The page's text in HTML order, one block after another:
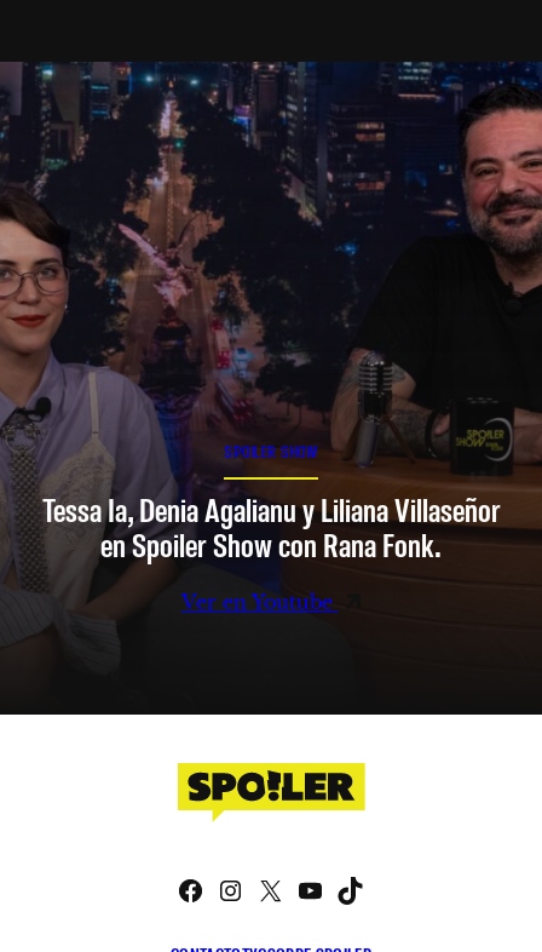
SPOILER SHOW
Tessa Ia, Denia Agalianu y Liliana Villaseñor
en Spoiler Show con Rana Fonk.
Ver en Youtube
Facebook
Instagram
X YouTube